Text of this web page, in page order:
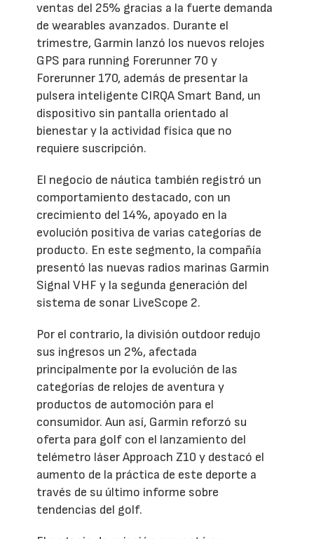
ventas del 25% gracias a la fuerte demanda
de wearables avanzados. Durante el
trimestre, Garmin lanzó los nuevos relojes
GPS para running Forerunner 70 y
Forerunner 170, además de presentar la
pulsera inteligente CIRQA Smart Band, un
dispositivo sin pantalla orientado al
bienestar y la actividad física que no
requiere suscripción.
El negocio de náutica también registró un
comportamiento destacado, con un
crecimiento del 14%, apoyado en la
evolución positiva de varias categorías de
producto. En este segmento, la compañía
presentó las nuevas radios marinas Garmin
Signal VHF y la segunda generación del
sistema de sonar LiveScope 2.
Por el contrario, la división outdoor redujo
sus ingresos un 2%, afectada
principalmente por la evolución de las
categorías de relojes de aventura y
productos de automoción para el
consumidor. Aun así, Garmin reforzó su
oferta para golf con el lanzamiento del
telémetro láser Approach Z10 y destacó el
aumento de la práctica de este deporte a
través de su último informe sobre
tendencias del golf.